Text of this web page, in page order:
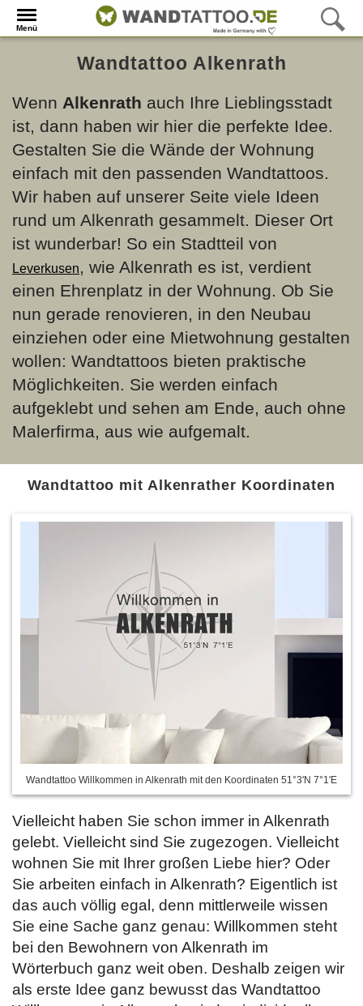
Menü
Wandtattoo Alkenrath
Wenn Alkenrath auch Ihre Lieblingsstadt
ist, dann haben wir hier die perfekte Idee.
Gestalten Sie die Wände der Wohnung
einfach mit den passenden Wandtattoos.
Wir haben auf unserer Seite viele Ideen
rund um Alkenrath gesammelt. Dieser Ort
ist wunderbar! So ein Stadtteil von
Leverkusen, wie Alkenrath es ist, verdient
einen Ehrenplatz in der Wohnung. Ob Sie
nun gerade renovieren, in den Neubau
einziehen oder eine Mietwohnung gestalten
wollen: Wandtattoos bieten praktische
Möglichkeiten. Sie werden einfach
aufgeklebt und sehen am Ende, auch ohne
Malerfirma, aus wie aufgemalt.
Wandtattoo mit Alkenrather Koordinaten
Wandtattoo Willkommen in Alkenrath mit den Koordinaten 51°3'N 7°1'E
Vielleicht haben Sie schon immer in Alkenrath
gelebt. Vielleicht sind Sie zugezogen. Vielleicht
wohnen Sie mit Ihrer großen Liebe hier? Oder
Sie arbeiten einfach in Alkenrath? Eigentlich ist
das auch völlig egal, denn mittlerweile wissen
Sie eine Sache ganz genau: Willkommen steht
bei den Bewohnern von Alkenrath im
Wörterbuch ganz weit oben. Deshalb zeigen wir
als erste Idee ganz bewusst das Wandtattoo